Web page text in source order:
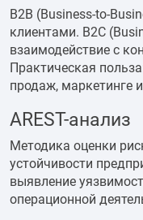
B2B (Business-to-
клиентами. B2C
взаимодействие с
Практическая
продаж, маркетинге
AREST-анализ
Методика оценки
устойчивости
выявление
операционной